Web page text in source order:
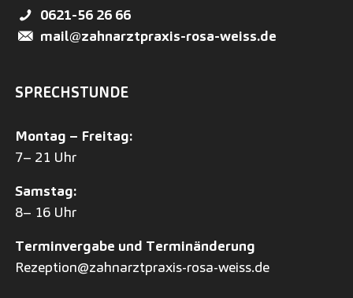
0621-56 26 66
mail@zahnarztpraxis-rosa-weiss.de
SPRECHSTUNDE
Montag – Freitag:
7– 21 Uhr
Samstag:
8– 16 Uhr
Terminvergabe und Terminänderung
Rezeption@zahnarztpraxis-rosa-weiss.de